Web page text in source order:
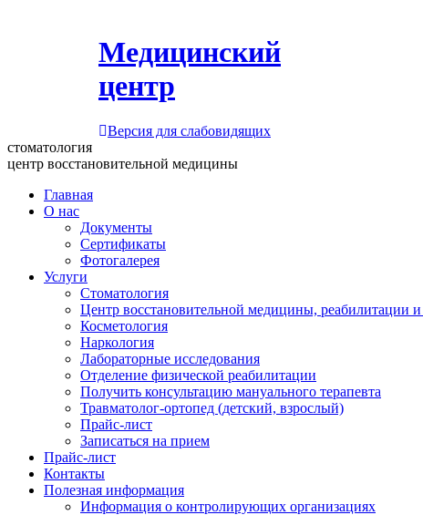
Медицинский
центр
Версия для слабовидящих
стоматология
центр восстановительной медицины
Главная
О нас
Документы
Сертификаты
Фотогалерея
Услуги
Стоматология
Центр восстановительной медицины, реабилитации и
Косметология
Наркология
Лабораторные исследования
Отделение физической реабилитации
Получить консультацию мануального терапевта
Травматолог-ортопед (детский, взрослый)
Прайс-лист
Записаться на прием
Прайс-лист
Контакты
Полезная информация
Информация о контролирующих организациях